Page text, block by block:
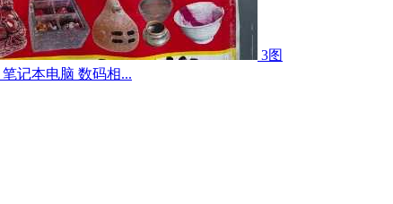
3图
记本电脑 数码相...